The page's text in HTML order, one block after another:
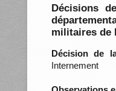
Décisions
militaires de
Décision de
Internement